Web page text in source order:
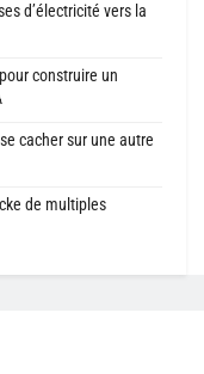
d’électricité vers la
construire un
cacher sur une autre
de multiples